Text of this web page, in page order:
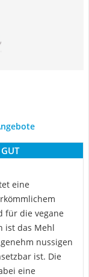
eine
für die vegane
ist das Mehl
nussigen
ist. Die
eine